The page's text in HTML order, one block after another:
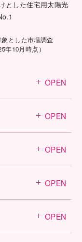
とした市場調査
年10月時点）
OPEN
OPEN
OPEN
OPEN
OPEN